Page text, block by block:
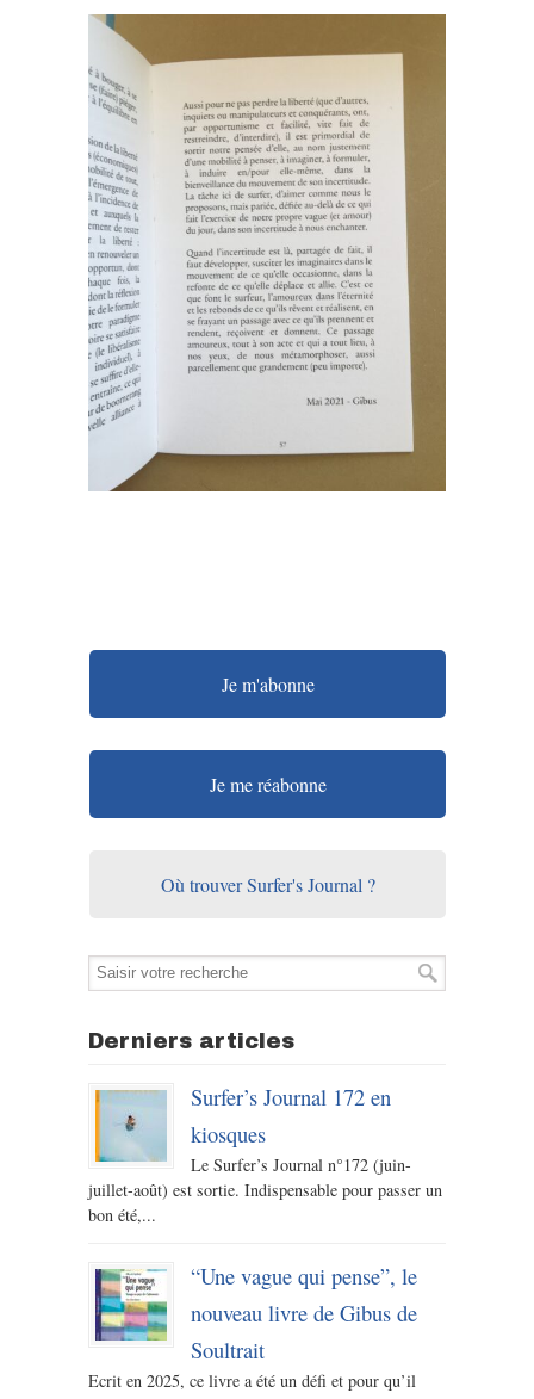
Je m'abonne
Je me réabonne
Où trouver Surfer's Journal ?
Derniers articles
Surfer’s Journal 172 en
kiosques
Le Surfer’s Journal n°172 (juin-
juillet-août) est sortie. Indispensable pour passer un
bon été,...
“Une vague qui pense”, le
nouveau livre de Gibus de
Soultrait
Ecrit en 2025, ce livre a été un défi et pour qu’il